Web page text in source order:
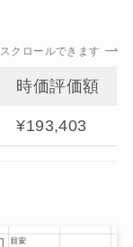
スクロールできます
時価評価額
¥193,403